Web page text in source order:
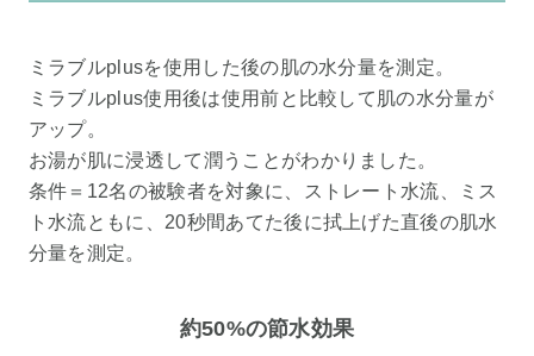
ミラブルplusを使用した後の肌の水分量を測定。
ミラブルplus使用後は使用前と比較して肌の水分量が
アップ。
お湯が肌に浸透して潤うことがわかりました。
条件＝12名の被験者を対象に、ストレート水流、ミス
ト水流ともに、20秒間あてた後に拭上げた直後の肌水
分量を測定。
約50%の節水効果